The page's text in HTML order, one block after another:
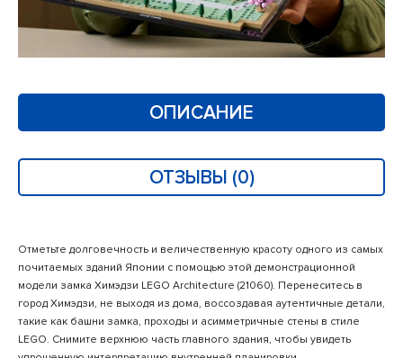
ОПИСАНИЕ
ОТЗЫВЫ (0)
Отметьте долговечность и величественную красоту одного из самых
почитаемых зданий Японии с помощью этой демонстрационной
модели замка Химэдзи LEGO Architecture (21060). Перенеситесь в
город Химэдзи, не выходя из дома, воссоздавая аутентичные детали,
такие как башни замка, проходы и асимметричные стены в стиле
LEGO. Снимите верхнюю часть главного здания, чтобы увидеть